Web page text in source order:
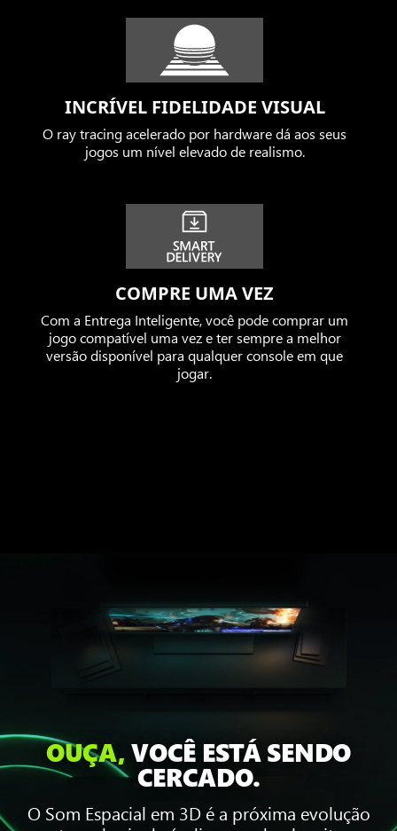
INCRÍVEL FIDELIDADE VISUAL
O ray tracing acelerado por hardware dá aos seus
jogos um nível elevado de realismo.
COMPRE UMA VEZ
Com a Entrega Inteligente, você pode comprar um
jogo compatível uma vez e ter sempre a melhor
versão disponível para qualquer console em que
jogar.
OUÇA,VOCÊ ESTÁ SENDO
CERCADO.
O Som Espacial em 3D é a próxima evolução